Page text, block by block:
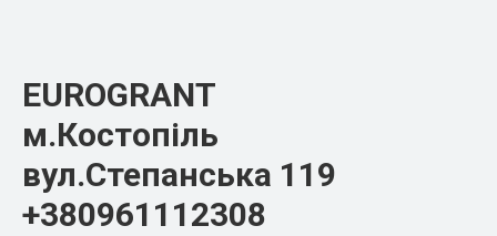
EUROGRANT
м.Костопіль
вул.Степанська 119
+380961112308